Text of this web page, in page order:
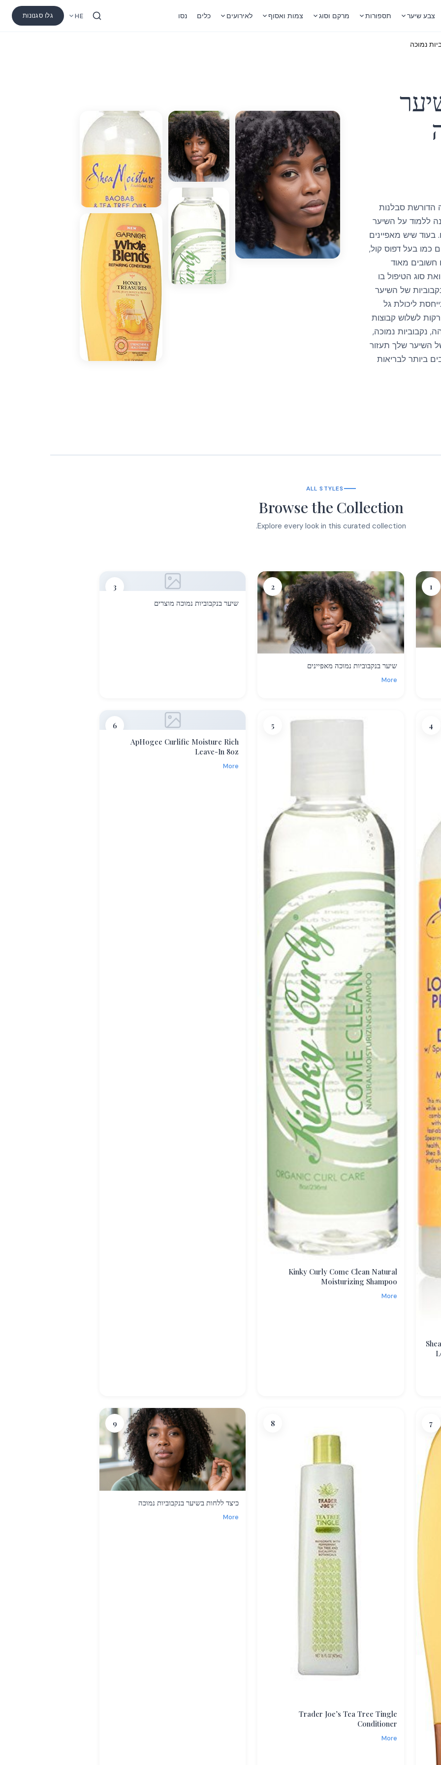
צבע שיער תספורות מרקם וסוג צמות ואסוף לאירועים כלים נסו HE גלו סגנונות
נמוכה
הדורשת סבלנות
ללמוד על השיער
שיש מאפיינים
כמו בעל דפוס קול,
חשובים מאוד
סוג הטיפול בו
של השיער
ליכולת גל
לשלוש קבוצות
נקבוביות נמוכה,
השיער שלך תעזור
ביותר לבריאות
ALL STYLES
Browse the Collection
Explore every look in this curated collection.
1
2
שיער בנקבוביות נמוכה מאפיינים
More
3
שיער בנקבוביות נמוכה מוצרים
4
5
Kinky Curly Come Clean Natural
Moisturizing Shampoo
More
6
ApHogee Curlific Moisture Rich
Leave-In 8oz
More
7
8
Trader Joe’s Tea Tree Tingle
Conditioner
More
9
כיצד ללחות בשיער בנקבוביות נמוכה
More